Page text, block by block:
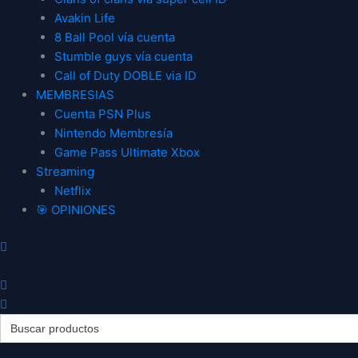
Avakin Life
8 Ball Pool vía cuenta
Stumble guys vía cuenta
Call of Duty DOBLE via ID
MEMBRESIAS
Cuenta PSN Plus
Nintendo Membresía
Game Pass Ultimate Xbox
Streaming
Netflix
🎯 OPINIONES
Search
for: